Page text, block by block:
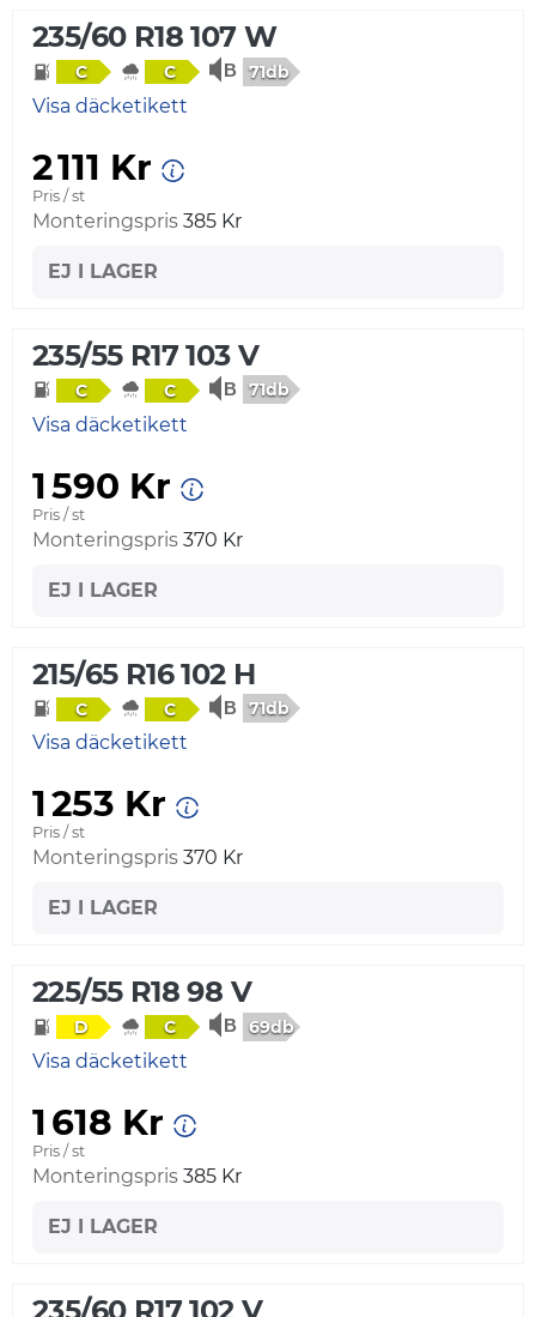
235/60 R18 107 W
C C 71db
Visa däcketikett
2 111 Kr
Pris / st
Monteringspris 385 Kr
EJ I LAGER
235/55 R17 103 V
C C 71db
Visa däcketikett
1 590 Kr
Pris / st
Monteringspris 370 Kr
EJ I LAGER
215/65 R16 102 H
C C 71db
Visa däcketikett
1 253 Kr
Pris / st
Monteringspris 370 Kr
EJ I LAGER
225/55 R18 98 V
D C 69db
Visa däcketikett
1 618 Kr
Pris / st
Monteringspris 385 Kr
EJ I LAGER